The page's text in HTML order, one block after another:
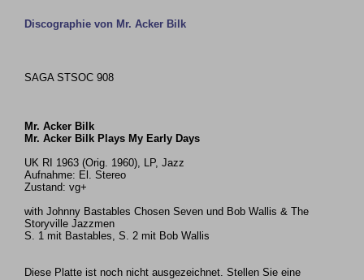
Discographie von Mr. Acker Bilk
SAGA STSOC 908
Mr. Acker Bilk
Mr. Acker Bilk Plays My Early Days
UK RI 1963 (Orig. 1960), LP, Jazz
Aufnahme: El. Stereo
Zustand: vg+
with Johnny Bastables Chosen Seven und Bob Wallis & The
Storyville Jazzmen
S. 1 mit Bastables, S. 2 mit Bob Wallis
Diese Platte ist noch nicht ausgezeichnet. Stellen Sie eine